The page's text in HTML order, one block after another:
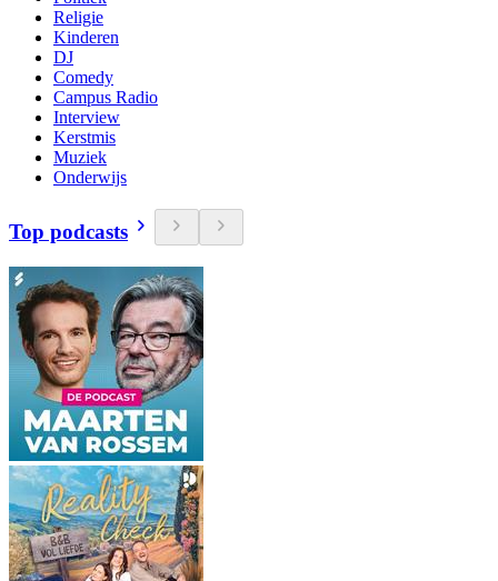
Religie
Kinderen
DJ
Comedy
Campus Radio
Interview
Kerstmis
Muziek
Onderwijs
Top podcasts